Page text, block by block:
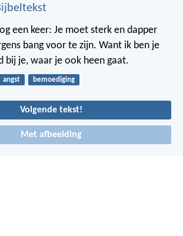
een keer: Je moet sterk en dapper
bang voor te zijn. Want ik ben je
bij je, waar je ook heen gaat.
angst bemoediging
Volgende tekst!
Met afbeelding